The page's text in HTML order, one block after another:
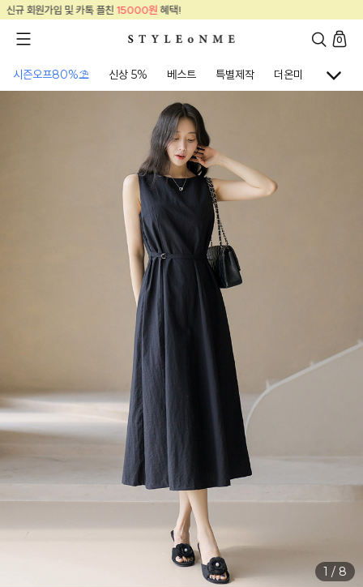
신규 회원가입 및 카톡 플친
0
시즌오프80%⛱ 신상 5% 베스트 특별제작 더온미 골프웨어
1 / 8